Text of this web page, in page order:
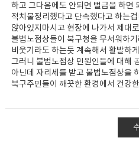
하고 그다음에도 안되면 벌금을 하면
적치물정리했다고 단속했다고 하는
앉아있지마시고 현장에 나가서 제대
불법노점상들이 북구청을 무서워하
비웃기라도 하는듯 계속해서 활발하
그러니 불법노점상 민원인들에 대해
아닌데 자리세를 받고 불법노점상을
북구주민들이 깨끗한 환경에서 건강